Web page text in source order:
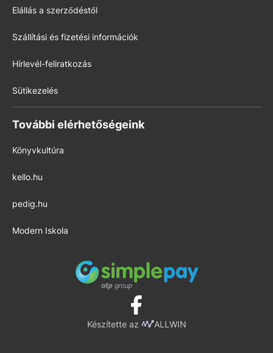
Elállás a szerződéstől
Szállítási és fizetési információk
Hírlevél-feliratkozás
Sütikezelés
További elérhetőségeink
Könyvkultúra
kello.hu
pedig.hu
Modern Iskola
Készítette az ALLWIN